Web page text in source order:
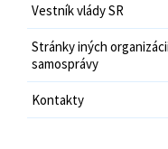
Vestník vlády SR
Stránky iných
samosprávy
Kontakty